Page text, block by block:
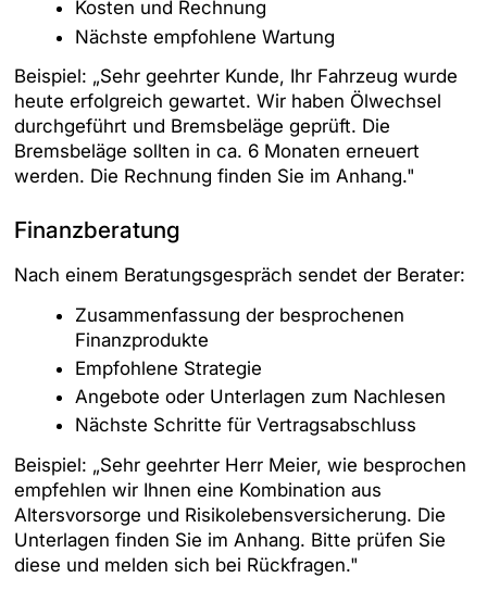
Kosten und Rechnung
Nächste empfohlene Wartung
Beispiel: „Sehr geehrter Kunde, Ihr Fahrzeug wurde
heute erfolgreich gewartet. Wir haben Ölwechsel
durchgeführt und Bremsbeläge geprüft. Die
Bremsbeläge sollten in ca. 6 Monaten erneuert
werden. Die Rechnung finden Sie im Anhang."
Finanzberatung
Nach einem Beratungsgespräch sendet der Berater:
Zusammenfassung der besprochenen
Finanzprodukte
Empfohlene Strategie
Angebote oder Unterlagen zum Nachlesen
Nächste Schritte für Vertragsabschluss
Beispiel: „Sehr geehrter Herr Meier, wie besprochen
empfehlen wir Ihnen eine Kombination aus
Altersvorsorge und Risikolebensversicherung. Die
Unterlagen finden Sie im Anhang. Bitte prüfen Sie
diese und melden sich bei Rückfragen."